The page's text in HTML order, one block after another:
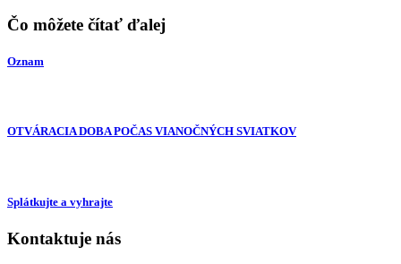
Čo môžete čítať ďalej
Oznam
OTVÁRACIA DOBA POČAS VIANOČNÝCH SVIATKOV
Splátkujte a vyhrajte
Kontaktuje nás